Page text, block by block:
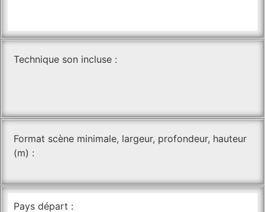
Technique son incluse :
Format scène minimale, largeur, profondeur, hauteur
(m) :
Pays départ :